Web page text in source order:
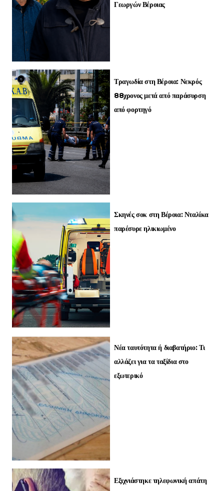
Γεωργών Βέροιας
Τραγωδία στη Βέροια: Νεκρός
88χρονος μετά από παράσυρση
από φορτηγό
Σκηνές σοκ στη Βέροια: Νταλίκα
παρέσυρε ηλικιωμένο
Νέα ταυτότητα ή διαβατήριο: Τι
αλλάζει για τα ταξίδια στο
εξωτερικό
Εξιχνιάστηκε τηλεφωνική απάτη